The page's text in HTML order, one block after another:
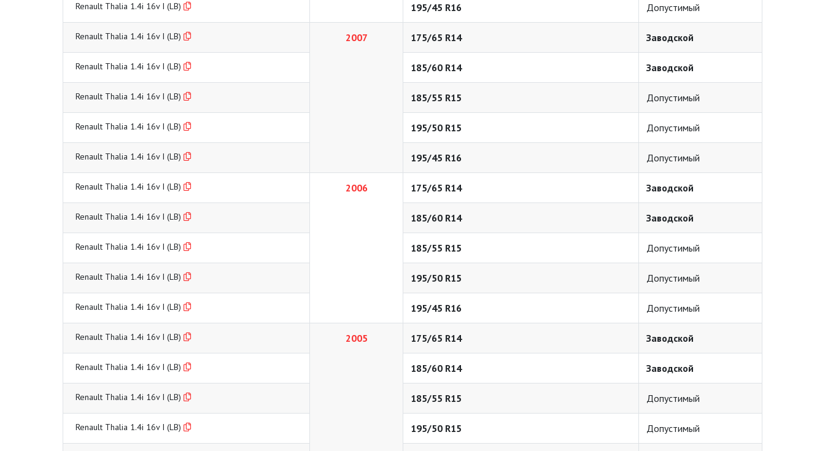
Renault Thalia 1.4i 16v I (LB) 195/45 R16 Допустимый
Renault Thalia 1.4i 16v I (LB) 2007 175/65 R14 Заводской
Renault Thalia 1.4i 16v I (LB) 185/60 R14 Заводской
Renault Thalia 1.4i 16v I (LB) 185/55 R15 Допустимый
Renault Thalia 1.4i 16v I (LB) 195/50 R15 Допустимый
Renault Thalia 1.4i 16v I (LB) 195/45 R16 Допустимый
Renault Thalia 1.4i 16v I (LB) 2006 175/65 R14 Заводской
Renault Thalia 1.4i 16v I (LB) 185/60 R14 Заводской
Renault Thalia 1.4i 16v I (LB) 185/55 R15 Допустимый
Renault Thalia 1.4i 16v I (LB) 195/50 R15 Допустимый
Renault Thalia 1.4i 16v I (LB) 195/45 R16 Допустимый
Renault Thalia 1.4i 16v I (LB) 2005 175/65 R14 Заводской
Renault Thalia 1.4i 16v I (LB) 185/60 R14 Заводской
Renault Thalia 1.4i 16v I (LB) 185/55 R15 Допустимый
Renault Thalia 1.4i 16v I (LB) 195/50 R15 Допустимый